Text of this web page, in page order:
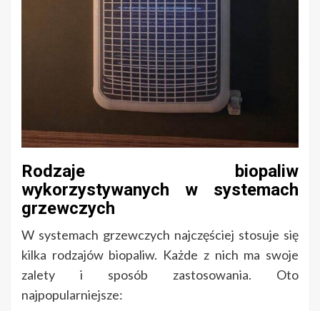
Rodzaje biopaliw
wykorzystywanych w systemach
grzewczych
W systemach grzewczych najczęściej stosuje się
kilka rodzajów biopaliw. Każde z nich ma swoje
zalety i sposób zastosowania. Oto
najpopularniejsze: